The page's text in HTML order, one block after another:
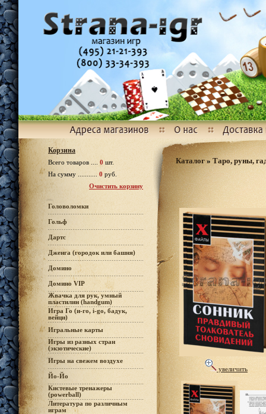
Корзина
Всего товаров .... 0 шт.
На сумму ........... 0 руб.
Очистить корзину
Головоломки
Гольф
Дартс
Дженга (городок или башня)
Домино
Домино VIP
Жвачка для рук, умный
пластилин (handgum)
Игра Го (и-го, i-go, бадук,
вейци)
Игральные карты
Игры из разных стран
(экзотические)
Игры на свежем воздухе
Йо-Йо
Кистевые тренажеры
(powerball)
Литература по различным
играм
Каталог»Таро, руны,
увеличить